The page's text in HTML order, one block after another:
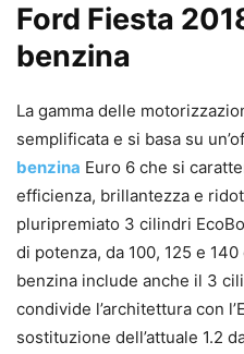
Ford Fiesta
benzina
La gamma delle
semplificata e si basa su
benzina Euro 6 che si
efficienza, brillantezza e
pluripremiato 3 cilindri
di potenza, da 100, 125 e
benzina include anche il 3
condivide l’architettura con
sostituzione dell’attuale 1.2